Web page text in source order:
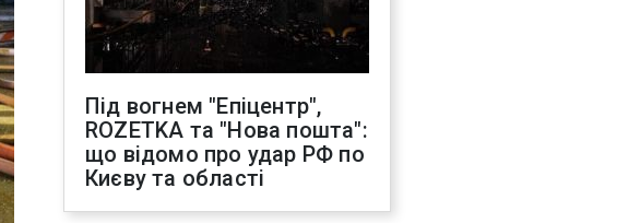
Під вогнем "Епіцентр",
ROZETKA та "Нова пошта":
що відомо про удар РФ по
Києву та області